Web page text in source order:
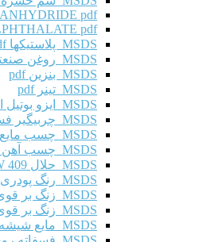
pdf
pdf
MSDS پلاستیکها pdf
MSDS روغن صنعتی 230 pdf
MSDS بنزین pdf
MSDS تینر pdf
MSDS ایزو بوتیل الکل pdf
MSDS چربیگیر فسفاته pdf
MSDS چسب مایع pdf
MSDS چسب آهن pdf
MSDS حلال AW 409 (چسب) pdf
MSDS رنگ پودری اپوکسی pdf
MSDS زنگ بر قوی CD364 pdf
MSDS زنگ بر قوی CD389 pdf
MSDS مایع شیشه شوی pdf